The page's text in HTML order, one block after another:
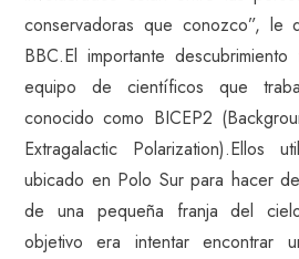
conservadoras que conozco”, le
BBC.El importante
equipo de científicos que
conocido como BICEP2
Extragalactic Polarization).Ellos
ubicado en Polo Sur para hacer
de una pequeña franja del
objetivo era intentar encontrar